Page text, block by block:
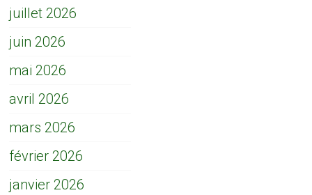
juillet 2026
juin 2026
mai 2026
avril 2026
mars 2026
février 2026
janvier 2026